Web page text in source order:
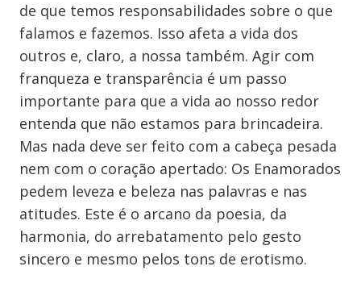
de que temos responsabilidades sobre o que
falamos e fazemos. Isso afeta a vida dos
outros e, claro, a nossa também. Agir com
franqueza e transparência é um passo
importante para que a vida ao nosso redor
entenda que não estamos para brincadeira.
Mas nada deve ser feito com a cabeça pesada
nem com o coração apertado: Os Enamorados
pedem leveza e beleza nas palavras e nas
atitudes. Este é o arcano da poesia, da
harmonia, do arrebatamento pelo gesto
sincero e mesmo pelos tons de erotismo.